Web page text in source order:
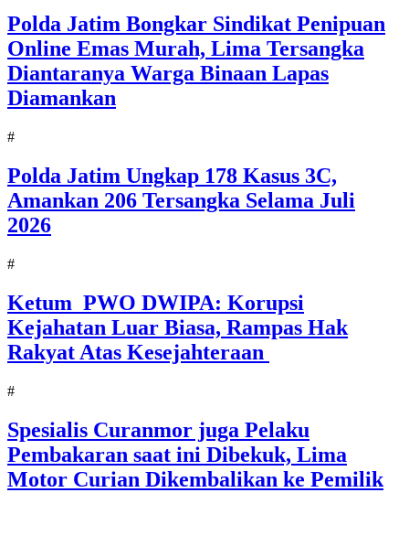
Polda Jatim Bongkar Sindikat Penipuan
Online Emas Murah, Lima Tersangka
Diantaranya Warga Binaan Lapas
Diamankan
#
Polda Jatim Ungkap 178 Kasus 3C,
Amankan 206 Tersangka Selama Juli
2026
#
Ketum PWO DWIPA: Korupsi
Kejahatan Luar Biasa, Rampas Hak
Rakyat Atas Kesejahteraan
#
Spesialis Curanmor juga Pelaku
Pembakaran saat ini Dibekuk, Lima
Motor Curian Dikembalikan ke Pemilik